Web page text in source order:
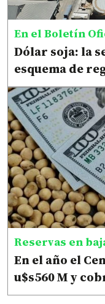
En el Boletín
Dólar soja: la
esquema de
Reservas en
En el año el
u$s560 M y